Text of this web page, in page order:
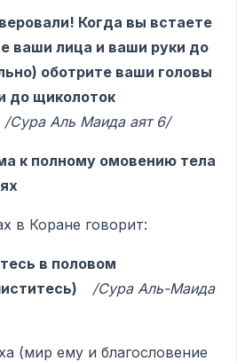
Когда вы встаете
ваши лица и ваши руки до
оботрите ваши головы
до щиколоток
/Сура Аль Маида аят 6/
к полному омовению тела
Коране говорит:
в половом
/Сура Аль-Маида
(мир ему и благословение